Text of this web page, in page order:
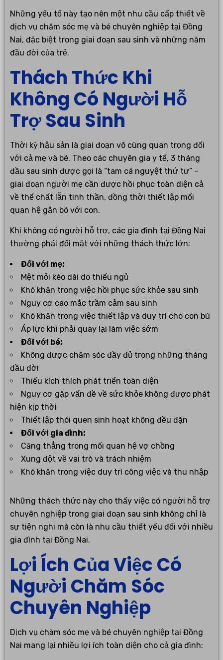
Những yếu tố này tạo nên một nhu cầu cấp thiết về
dịch vụ chăm sóc mẹ và bé chuyên nghiệp tại Đồng
Nai, đặc biệt trong giai đoạn sau sinh và những năm
đầu đời của trẻ.
Thách Thức Khi
Không Có Người Hỗ
Trợ Sau Sinh
Thời kỳ hậu sản là giai đoạn vô cùng quan trọng đối
với cả mẹ và bé. Theo các chuyên gia y tế, 3 tháng
đầu sau sinh được gọi là “tam cá nguyệt thứ tư” –
giai đoạn người mẹ cần được hồi phục toàn diện cả
về thể chất lẫn tinh thần, đồng thời thiết lập mối
quan hệ gắn bó với con.
Khi không có người hỗ trợ, các gia đình tại Đồng Nai
thường phải đối mặt với những thách thức lớn:
Đối với mẹ:
Mệt mỏi kéo dài do thiếu ngủ
Khó khăn trong việc hồi phục sức khỏe sau sinh
Nguy cơ cao mắc trầm cảm sau sinh
Khó khăn trong việc thiết lập và duy trì cho con bú
Áp lực khi phải quay lại làm việc sớm
Đối với bé:
Không được chăm sóc đầy đủ trong những tháng
đầu đời
Thiếu kích thích phát triển toàn diện
Nguy cơ gặp vấn đề về sức khỏe không được phát
hiện kịp thời
Thiết lập thói quen sinh hoạt không đều đặn
Đối với gia đình:
Căng thẳng trong mối quan hệ vợ chồng
Xung đột về vai trò và trách nhiệm
Khó khăn trong việc duy trì công việc và thu nhập
Những thách thức này cho thấy việc có người hỗ trợ
chuyên nghiệp trong giai đoạn sau sinh không chỉ là
sự tiện nghi mà còn là nhu cầu thiết yếu đối với nhiều
gia đình tại Đồng Nai.
Lợi Ích Của Việc Có
Người Chăm Sóc
Chuyên Nghiệp
Dịch vụ chăm sóc mẹ và bé chuyên nghiệp tại Đồng
Nai mang lại nhiều lợi ích toàn diện cho cả gia đình: